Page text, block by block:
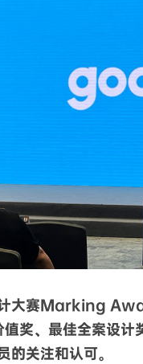
大赛Marking
奖、最佳全案设计
的关注和认可。